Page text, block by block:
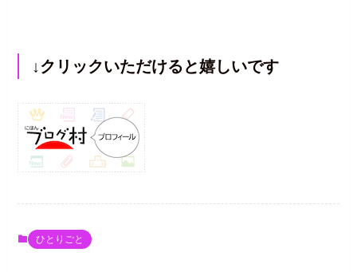
↓クリックいただけると嬉しいです
ひとりごと